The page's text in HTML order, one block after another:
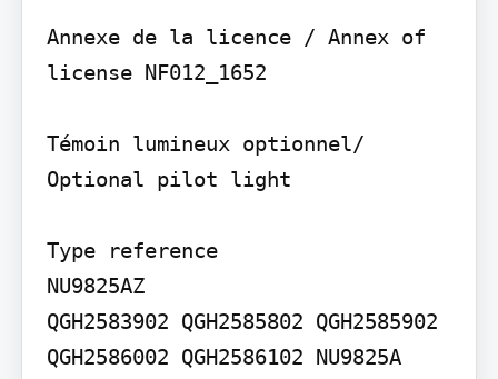
Annexe de la licence / Annex of
license NF012_1652
Témoin lumineux optionnel/
Optional pilot light
Type reference
NU9825AZ
QGH2583902 QGH2585802 QGH2585902
QGH2586002 QGH2586102 NU9825A